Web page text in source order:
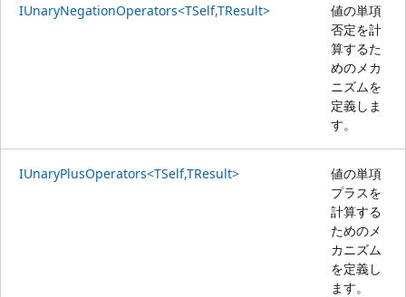
IUnaryNegationOperators<TSelf,TResult>
値の単項
否定を計
算するた
めのメカ
ニズムを
定義しま
す。
IUnaryPlusOperators<TSelf,TResult>
値の単項
プラスを
計算する
ためのメ
カニズム
を定義し
ます。